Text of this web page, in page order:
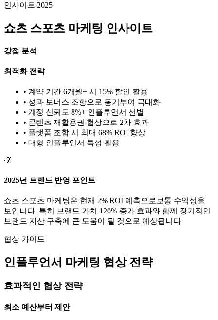
인사이트 2025
쇼츠 스포츠 마케팅 인사이트
강점 분석
최적화 전략
• 계약 기간 6개월+ 시 15% 할인 활용
• 성과 보너스 조항으로 동기부여 극대화
• 계정 신뢰도 8%+ 인플루언서 선별
• 콘텐츠 재활용권 협상으로 2차 효과
• 플랫폼 조합 시 최대 68% ROI 향상
• 대형 인플루언서 특성 활용
💡
2025년 트렌드 반영 포인트
쇼츠 스포츠 마케팅은 현재 2% ROI 예측으로 보통 수익성을
보입니다. 특히 브랜드 가치
120% 증가 효과와 함께 장기적인
브랜드 자산 구축에 큰 도움이 될 것으로 예상됩니다.
협상 가이드
인플루언서 마케팅 협상 전략
효과적인 협상 전략
최소 예산부터 제안